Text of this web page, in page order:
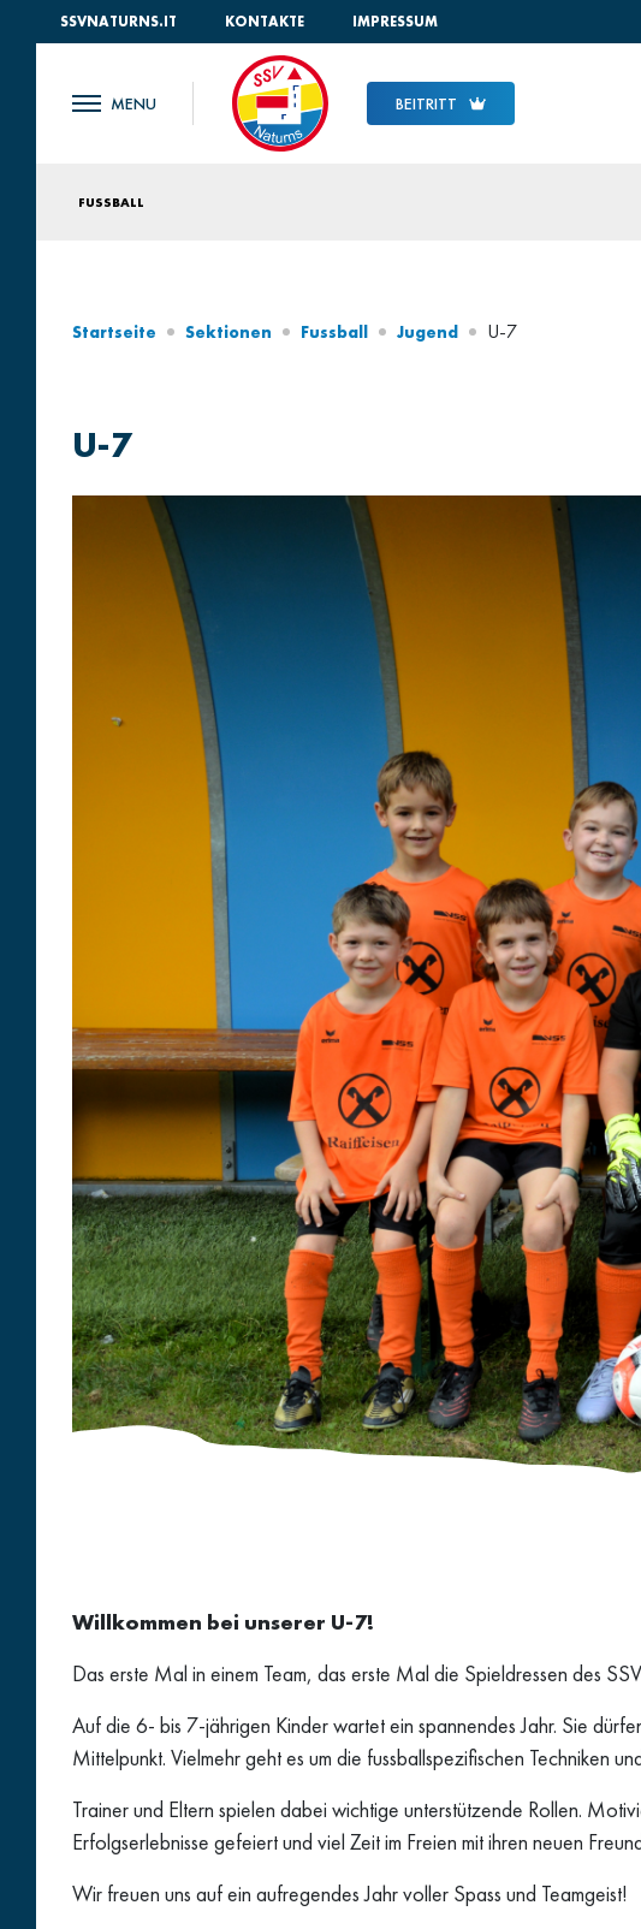
SSVNATURNS.IT KONTAKTE IMPRESSUM
BEITRITT
FUSSBALL
Startseite Sektionen Fussball Jugend U-7
U-7
Willkommen bei unserer U-7!
Das erste Mal in einem Team, das erste Mal die Spieldressen des
Auf die 6- bis 7-jährigen Kinder wartet ein spannendes Jahr. Sie
Mittelpunkt. Vielmehr geht es um die fussballspezifischen Techniken
Trainer und Eltern spielen dabei wichtige unterstützende Rollen.
Erfolgserlebnisse gefeiert und viel Zeit im Freien mit ihren neuen
Wir freuen uns auf ein aufregendes Jahr voller Spass und Teamgeist!